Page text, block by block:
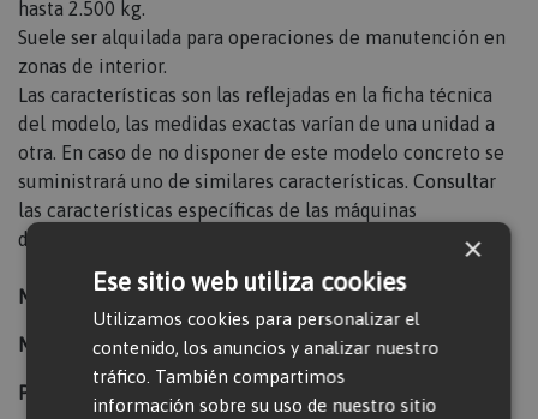
hasta 2.500 kg.
Suele ser alquilada para operaciones de manutención en
zonas de interior.
Las características son las reflejadas en la ficha técnica
del modelo, las medidas exactas varían de una unidad a
otra. En caso de no disponer de este modelo concreto se
suministrará uno de similares características. Consultar
las características específicas de las máquinas
disponibles.
Marca: Manitou
Modelo: ME 425
Peso (kg):
×
Ese sitio web utiliza cookies
Utilizamos cookies para personalizar el
contenido, los anuncios y analizar nuestro
tráfico. También compartimos
información sobre su uso de nuestro sitio